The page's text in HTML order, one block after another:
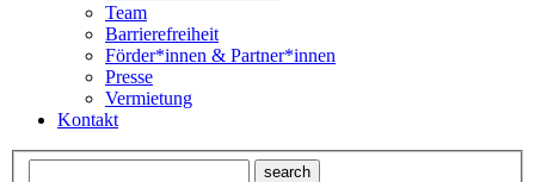
Team
Barrierefreiheit
Förder*innen & Partner*innen
Presse
Vermietung
Kontakt
search